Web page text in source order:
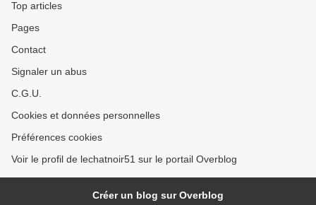
Top articles
Pages
Contact
Signaler un abus
C.G.U.
Cookies et données personnelles
Préférences cookies
Voir le profil de lechatnoir51 sur le portail Overblog
Créer un blog sur Overblog